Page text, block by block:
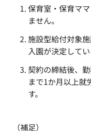
保育室・保育マ
ません。
施設型給付対象
入園が決定して
契約の締結後、
まで1か月以上就
す。
（補足）